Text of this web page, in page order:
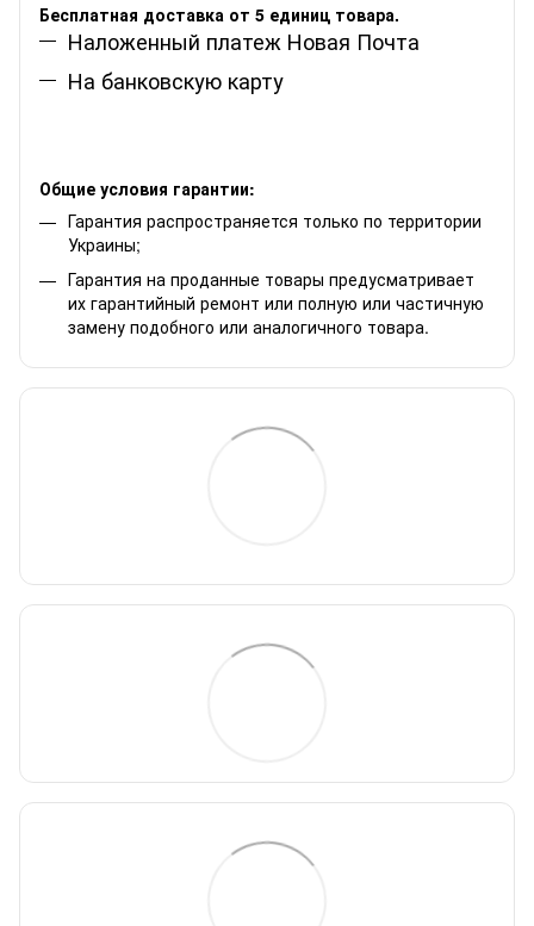
Бесплатная доставка от 5 единиц товара.
Наложенный платеж Новая Почта
На банковскую карту
Общие условия гарантии:
Гарантия распространяется только по территории
Украины;
Гарантия на проданные товары предусматривает
их гарантийный ремонт или полную или частичную
замену подобного или аналогичного товара.